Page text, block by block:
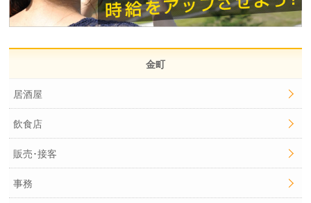
金町
居酒屋
飲食店
販売･接客
事務